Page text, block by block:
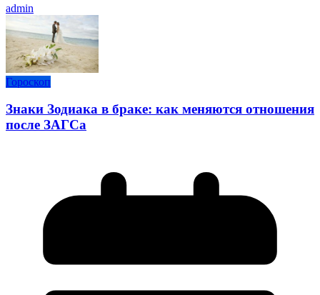
admin
Гороскоп
Знаки Зодиака в браке: как меняются отношения
после ЗАГСа